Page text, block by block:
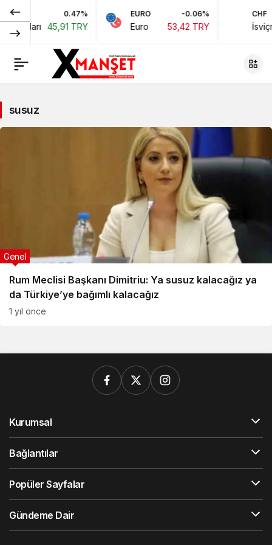
0.47%
Doları 45,91 TRY
EURO -0.06%
Euro 53,42 TRY
CHF
susuz
Rum Meclisi Başkanı Dimitriu: Ya susuz kalacağız ya
da Türkiye’ye bağımlı kalacağız
Genel
1 yıl önce
Kurumsal
Bağlantılar
Popüler Sayfalar
Gündeme Dair